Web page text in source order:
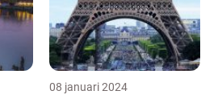
08 januari 2024